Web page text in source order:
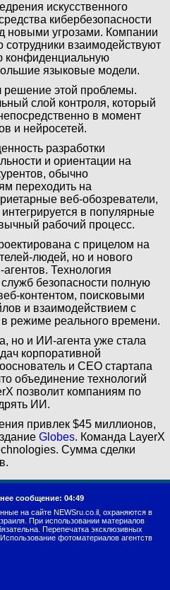
искусственного
кибербезопасности
новыми угрозами. Компании
сотрудники взаимодействуют
конфиденциальную
языковые модели.
решение этой проблемы.
слой контроля, который
в момент
и нейросетей.
разработки
и ориентации на
обычно
переходить на
веб-обозреватели,
в популярные
рабочий процесс.
с прицелом на
людей, но и нового
Технология
безопасности полную
контентом, поисковыми
и взаимодействием с
режиме реального времени.
но и ИИ-агента уже стала
корпоративной
и CEO стартапа
объединение технологий
позволит компаниям по
ИИ.
привлек $45 миллионов,
Globes. Команда LayerX
Сумма сделки
сообщение: 04:49
на сайте NEWSru.co.il, охраняются в
При использовании материалов
Перепечатка эксклюзивных
фотоматериалов агентств